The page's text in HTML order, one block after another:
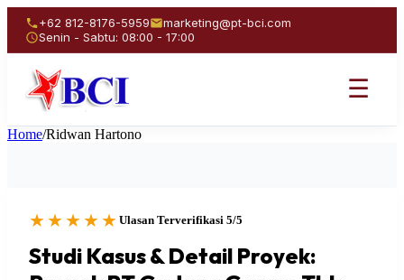
+62 812-8176-5959
marketing@pt-bci.com
Senin - Sabtu: 08:00 - 17:00
☰
Home/Ridwan Hartono
★★★★★ Ulasan Terverifikasi 5/5
Studi Kasus & Detail Proyek: